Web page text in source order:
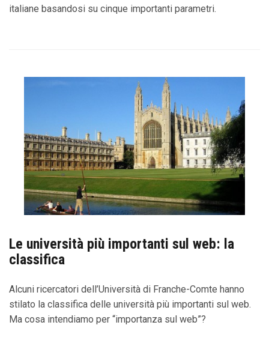
italiane basandosi su cinque importanti parametri.
Le università più importanti sul web: la
classifica
Alcuni ricercatori dell’Università di Franche-Comte hanno
stilato la classifica delle università più importanti sul web.
Ma cosa intendiamo per “importanza sul web”?